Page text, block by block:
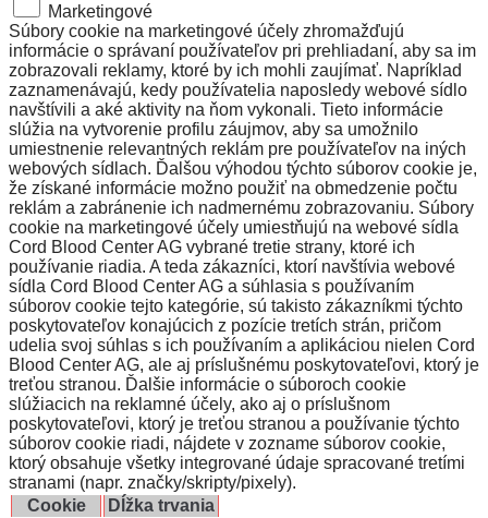
Marketingové
Súbory cookie na marketingové účely zhromažďujú
informácie o správaní používateľov pri prehliadaní, aby sa im
zobrazovali reklamy, ktoré by ich mohli zaujímať. Napríklad
zaznamenávajú, kedy používatelia naposledy webové sídlo
navštívili a aké aktivity na ňom vykonali. Tieto informácie
slúžia na vytvorenie profilu záujmov, aby sa umožnilo
umiestnenie relevantných reklám pre používateľov na iných
webových sídlach. Ďalšou výhodou týchto súborov cookie je,
že získané informácie možno použiť na obmedzenie počtu
reklám a zabránenie ich nadmernému zobrazovaniu. Súbory
cookie na marketingové účely umiestňujú na webové sídla
Cord Blood Center AG vybrané tretie strany, ktoré ich
používanie riadia. A teda zákazníci, ktorí navštívia webové
sídla Cord Blood Center AG a súhlasia s používaním
súborov cookie tejto kategórie, sú takisto zákazníkmi týchto
poskytovateľov konajúcich z pozície tretích strán, pričom
udelia svoj súhlas s ich používaním a aplikáciou nielen Cord
Blood Center AG, ale aj príslušnému poskytovateľovi, ktorý je
treťou stranou. Ďalšie informácie o súboroch cookie
slúžiacich na reklamné účely, ako aj o príslušnom
poskytovateľovi, ktorý je treťou stranou a používanie týchto
súborov cookie riadi, nájdete v zozname súborov cookie,
ktorý obsahuje všetky integrované údaje spracované tretími
stranami (napr. značky/skripty/pixely).
Cookie
Dĺžka trvania